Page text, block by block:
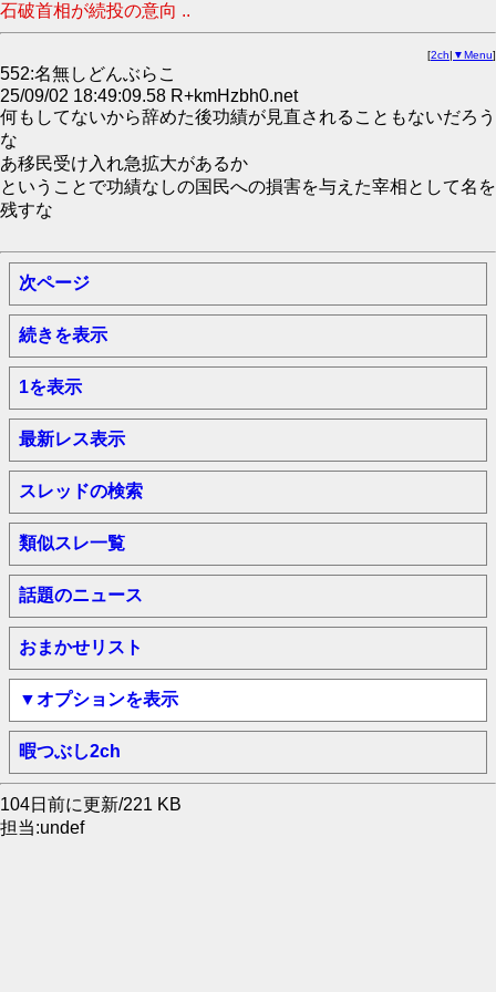
石破首相が続投の意向 ..
[2ch| ▼Menu]
552:名無しどんぶらこ
25/09/02 18:49:09.58 R+kmHzbh0.net
何もしてないから辞めた後功績が見直されることもないだろう
な
あ移民受け入れ急拡大があるか
ということで功績なしの国民への損害を与えた宰相として名を
残すな
次ページ
続きを表示
1を表示
最新レス表示
スレッドの検索
類似スレ一覧
話題のニュース
おまかせリスト
▼オプションを表示
暇つぶし2ch
104日前に更新/221 KB
担当:undef